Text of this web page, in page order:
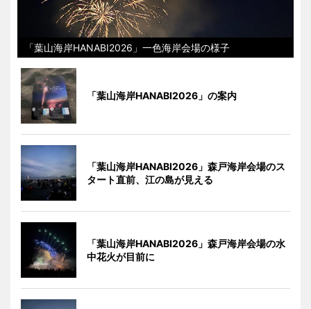
「葉山海岸HANABI2026」一色海岸会場の様子
「葉山海岸HANABI2026」の案内
「葉山海岸HANABI2026」森戸海岸会場のス
タート直前、江の島が見える
「葉山海岸HANABI2026」森戸海岸会場の水
中花火が目前に